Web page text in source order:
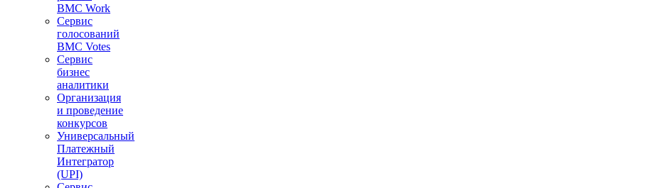
BMC Work
Сервис
голосований
BMC Votes
Сервис
бизнес
аналитики
Организация
и проведение
конкурсов
Универсальный
Платежный
Интегратор
(UPI)